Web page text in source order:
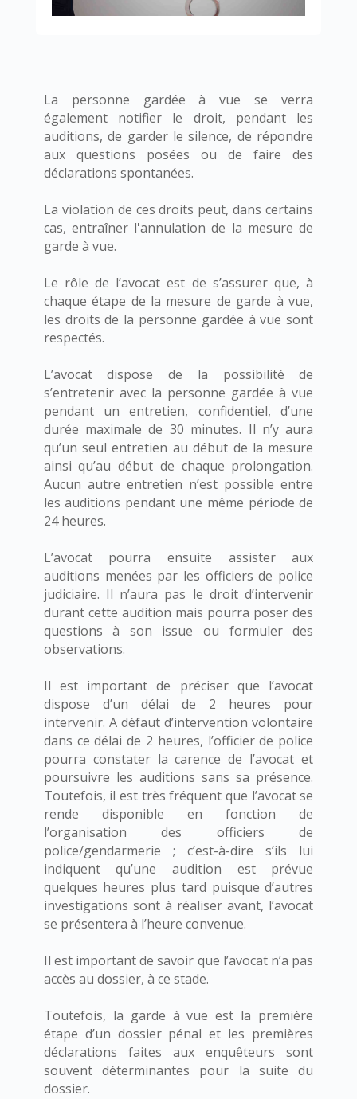
La personne gardée à vue se verra
également notifier le droit, pendant les
auditions, de garder le silence, de répondre
aux questions posées ou de faire des
déclarations spontanées.
La violation de ces droits peut, dans certains
cas, entraîner l'annulation de la mesure de
garde à vue.
Le rôle de l’avocat est de s’assurer que, à
chaque étape de la mesure de garde à vue,
les droits de la personne gardée à vue sont
respectés.
L’avocat dispose de la possibilité de
s’entretenir avec la personne gardée à vue
pendant un entretien, confidentiel, d’une
durée maximale de 30 minutes. Il n’y aura
qu’un seul entretien au début de la mesure
ainsi qu’au début de chaque prolongation.
Aucun autre entretien n’est possible entre
les auditions pendant une même période de
24 heures.
L’avocat pourra ensuite assister aux
auditions menées par les officiers de police
judiciaire. Il n’aura pas le droit d’intervenir
durant cette audition mais pourra poser des
questions à son issue ou formuler des
observations.
Il est important de préciser que l’avocat
dispose d’un délai de 2 heures pour
intervenir. A défaut d’intervention volontaire
dans ce délai de 2 heures, l’officier de police
pourra constater la carence de l’avocat et
poursuivre les auditions sans sa présence.
Toutefois, il est très fréquent que l’avocat se
rende disponible en fonction de
l’organisation des officiers de
police/gendarmerie ; c’est-à-dire s’ils lui
indiquent qu’une audition est prévue
quelques heures plus tard puisque d’autres
investigations sont à réaliser avant, l’avocat
se présentera à l’heure convenue.
Il est important de savoir que l’avocat n’a pas
accès au dossier, à ce stade.
Toutefois, la garde à vue est la première
étape d’un dossier pénal et les premières
déclarations faites aux enquêteurs sont
souvent déterminantes pour la suite du
dossier.